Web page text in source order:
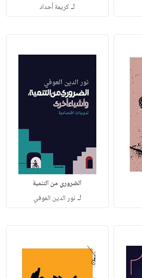
لـكريمة أحداد
الضروري من التنمية
لـ نور الدين العوفي